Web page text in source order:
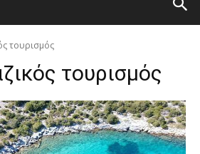
τουρισμός
τουρισμός